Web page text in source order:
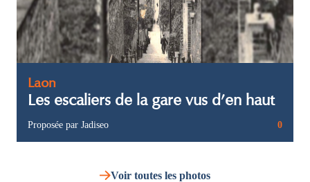
Laon
Les escaliers de la gare vus d’en haut
Proposée par Jadiseo 0
Voir toutes les photos